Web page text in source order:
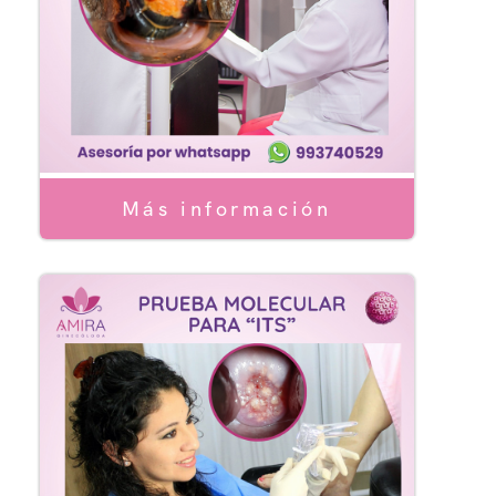
Más información